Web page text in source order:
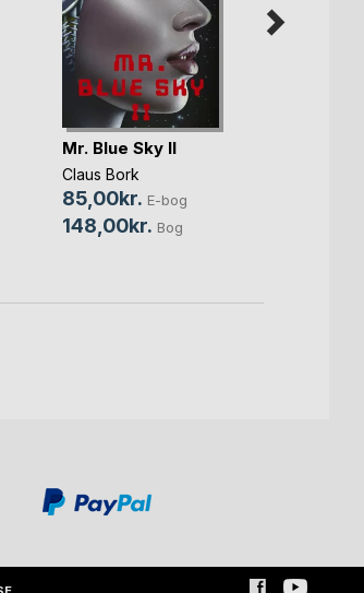
Mr. Blue Sky II
Claus Bork
85,00kr. E-bog
148,00kr. Bog